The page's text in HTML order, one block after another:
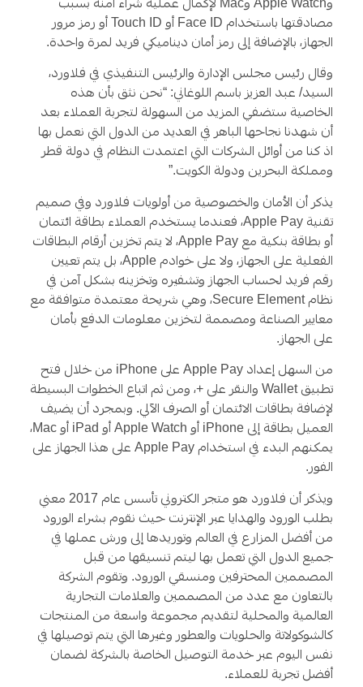
وApple Watch وMac لإكمال عملية شراء آمنة بسبب
مصادقتها باستخدام Face ID أو Touch ID أو رمز مرور
الجهاز، بالإضافة إلى رمز أمان ديناميكي فريد لمرة واحدة.
وقال رئيس مجلس الإدارة والرئيس التنفيذي في فلاورد،
السيد/ عبد العزيز باسم اللوغاني: “نحن نثق بأن هذه
الخاصية ستضفي المزيد من السهولة لتجربة العملاء بعد
أن شهدنا نجاحها الباهر في العديد من الدول التي نعمل بها
اذ كنا من أوائل الشركات التي اعتمدت النظام في دولة قطر
ومملكة البحرين ودولة الكويت.”
يذكر أن الأمان والخصوصية من أولويات فلاورد وفي صميم
تقنية Apple Pay، فعندما يستخدم العملاء بطاقة ائتمان
أو بطاقة بنكية مع Apple Pay، لا يتم تخزين أرقام البطاقات
الفعلية على الجهاز، ولا على خوادم Apple، بل يتم تعيين
رقم فريد لحساب الجهاز وتشفيره وتخزينه بشكل آمن في
نظام Secure Element، وهي شريحة معتمدة متوافقة مع
معايير الصناعة ومصممة لتخزين معلومات الدفع بأمان
على الجهاز.
من السهل إعداد Apple Pay على iPhone من خلال فتح
تطبيق Wallet والنقر على +، ومن ثم اتباع الخطوات البسيطة
لإضافة بطاقات الائتمان أو الصرف الآلي. وبمجرد أن يضيف
العميل بطاقة إلى iPhone أو Apple Watch أو iPad أو Mac،
يمكنهم البدء في استخدام Apple Pay على هذا الجهاز على
الفور.
ويذكر أن فلاورد هو متجر الكتروني تأسس عام 2017 معني
بطلب الورود والهدايا عبر الإنترنت حيث نقوم بشراء الورود
من أفضل المزارع في العالم وتوريدها إلى ورش عملها في
جميع الدول التي تعمل بها ليتم تنسيقها من قبل
المصممين المحترفين ومنسقي الورود. وتقوم الشركة
بالتعاون مع عدد من المصممين والعلامات التجارية
العالمية والمحلية لتقديم مجموعة واسعة من المنتجات
كالشوكولاتة والحلويات والعطور وغيرها التي يتم توصيلها في
نفس اليوم عبر خدمة التوصيل الخاصة بالشركة لضمان
أفضل تجربة للعملاء.